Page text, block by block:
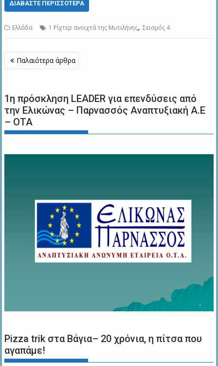
ΔΙΑΒΆΣΤΕ ΠΕΡΙΣΣΌΤΕΡΑ
Ελλάδα 1 Ρίχτερ ανοιχτά της Μυτιλήνης,Σεισμός 4
Πλοήγηση
άρθρων
Παλαιότερα άρθρα
1η πρόσκληση LEADER για επενδύσεις από
την Ελικώνας – Παρνασσός Αναπτυξιακή Α.Ε
– ΟΤΑ
Pizza trik στα Βάγια– 20 χρόνια, η πίτσα που
αγαπάμε!